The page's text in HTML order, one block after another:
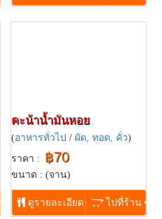
คะน้าน้ำมันหอย
(อาหารทั่วไป / ผัด, ทอด, คั่ว)
ราคา : ฿70
ขนาด : (จาน)
...
ดูรายละเอียด ไปที่ร้าน